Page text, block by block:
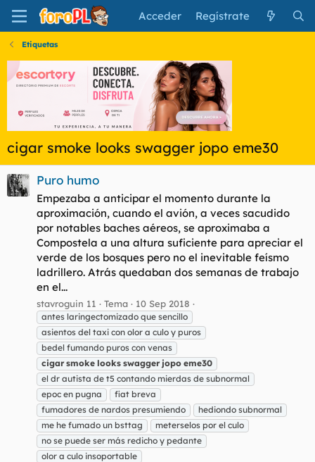
Acceder Regístrate
Etiquetas
cigar smoke looks swagger jopo eme30
Puro humo
Empezaba a anticipar el momento durante la
aproximación, cuando el avión, a veces sacudido
por notables baches aéreos, se aproximaba a
Compostela a una altura suficiente para apreciar el
verde de los bosques pero no el inevitable feísmo
ladrillero. Atrás quedaban dos semanas de trabajo
en el...
stavroguin 11 Tema 10 Sep 2018
antes laringectomizado que sencillo
asientos del taxi con olor a culo y puros
bedel fumando puros con venas
cigar smoke looks swagger jopo eme30
el dr autista de t5 contando mierdas de subnormal
epoc en pugna
fiat breva
fumadores de nardos presumiendo
hediondo subnormal
me he fumado un bsttag
meterselos por el culo
no se puede ser más redicho y pedante
olor a culo insoportable